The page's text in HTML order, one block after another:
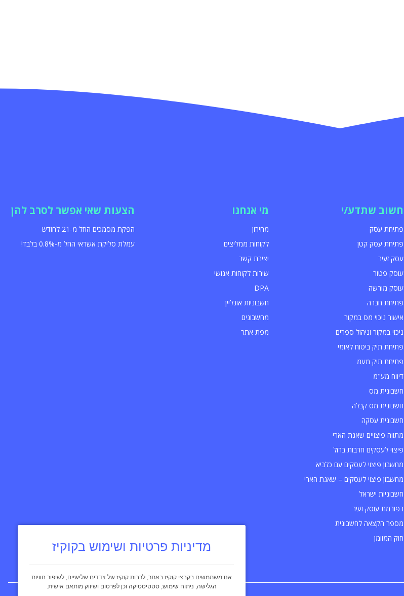
חשוב שתדע/י
פתיחת עסק
פתיחת עסק קטן
עסק זעיר
עוסק פטור
עוסק מורשה
פתיחת חברה
אישור ניכוי מס במקור
ניכוי במקור וניהול ספרים
פתיחת תיק ביטוח לאומי
פתיחת תיק מעמ
דיווח מע"מ
חשבונית מס
חשבונית מס קבלה
חשבונית עסקה
מתווה פיצויים שאגת הארי
פיצוי לעסקים חרבות ברזל
מחשבון פיצוי לעסקים עם כלביא
מחשבון פיצוי לעסקים – שאגת הארי
חשבוניות ישראל
רפורמת עוסק זעיר
מספר הקצאה לחשבונית
חוק המזומן
מי אנחנו
מחירון
לקוחות ממליצים
יצירת קשר
שירות לקוחות אנושי
DPA
חשבוניות אונליין
מחשבונים
מפת אתר
הצעות שאי אפשר לסרב להן
הפקת מסמכים החל מ-21 לחודש
עמלת סליקת אשראי החל מ-0.8% בלבד!
מדיניות פרטיות ושימוש בקוקיז
אנו משתמשים בקבצי קוקיז באתר, לרבות קוקיז של צדדים שלישיים, לשיפור חוויות
הגלישה, ניתוח שימוש, סטטיסטיקה וכן לפרסום ושיווק מותאם אישית.